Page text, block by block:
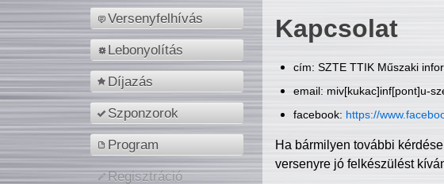
Versenyfelhívás
Lebonyolítás
Díjazás
Szponzorok
Program
Regisztráció
Kapcsolat
cím: SZTE TTIK Műszaki
email: miv[kukac]inf[pont]u-
facebook: https://
Ha bármilyen további
versenyre jó felkészülést